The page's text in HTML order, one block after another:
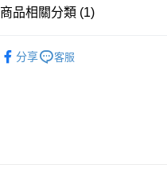
商品相關分類 (1)
分享
客服